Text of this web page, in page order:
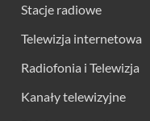
Stacje radiowe
Telewizja internetowa
Radiofonia i Telewizja
Kanały telewizyjne